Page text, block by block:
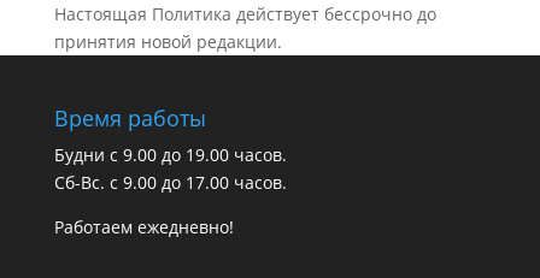
Настоящая Политика действует бессрочно до
принятия новой редакции.
Время работы
Будни с 9.00 до 19.00 часов.
Сб-Вс. с 9.00 до 17.00 часов.
Работаем ежедневно!